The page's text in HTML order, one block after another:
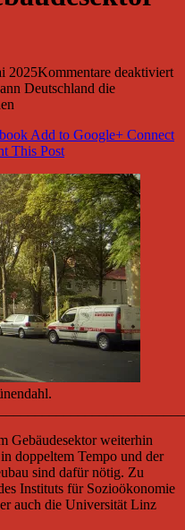
2025Kommentare deaktiviert
Deutschland die
Add to Google+ Connect
This Post
Gebäudesektor weiterhin
doppeltem Tempo und der
sind dafür nötig. Zu
Instituts für Sozioökonomie
auch die Universität Linz